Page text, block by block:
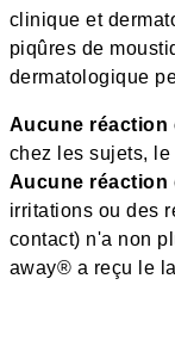
clinique et
piqûres de
dermatologique
Aucune réaction
chez les sujets,
Aucune réaction
irritations ou des
contact) n'a non
away® a reçu le